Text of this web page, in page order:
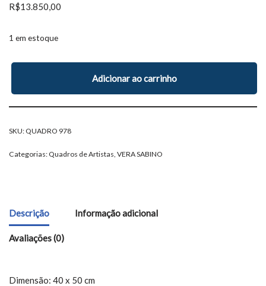
R$13.850,00
1 em estoque
Adicionar ao carrinho
SKU: QUADRO 978
Categorias: Quadros de Artistas VERA SABINO
Descrição Informação adicional
Avaliações (0)
Dimensão: 40 x 50 cm